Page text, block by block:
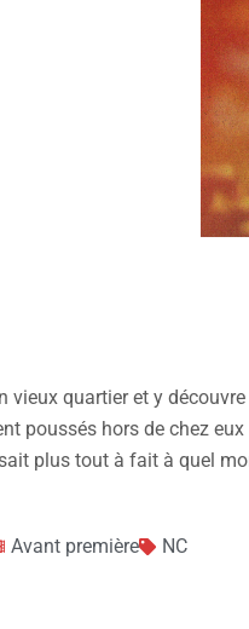
quartier et y
poussés hors de chez
plus tout à fait à quel
Avant première NC